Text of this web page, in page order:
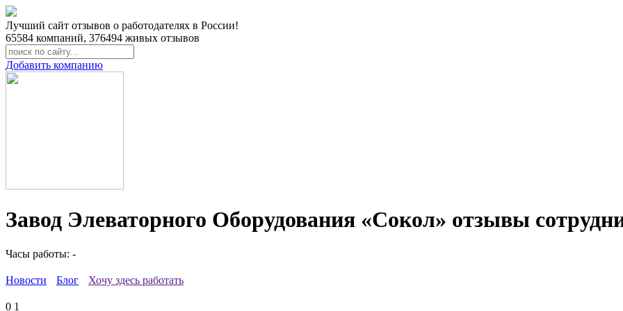
Лучший сайт отзывов о работодателях в России!
65584 компаний, 376494 живых отзывов
Добавить компанию
Завод Элеваторного Оборудования «Сокол» отзывы
Часы работы: -
Новости Блог Хочу здесь работать
0 1